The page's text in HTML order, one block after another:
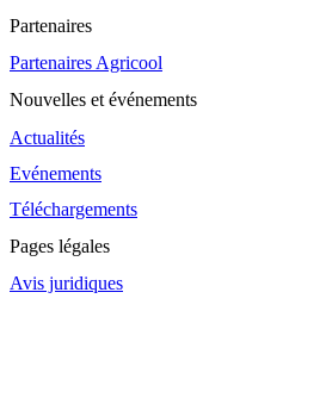
Partenaires
Partenaires Agricool
Nouvelles et événements
Actualités
Evénements
Téléchargements
Pages légales
Avis juridiques